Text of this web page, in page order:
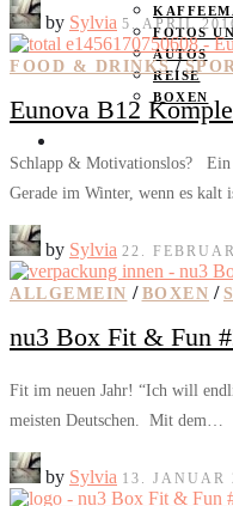
FOTOS
AUTOS
REISE
BOXEN
by Sylvia 5. APRIL
FOOD & DRINKS /
Eunova B12
Schlapp & Motivationslos? Ein
Gerade im Winter, wenn es kalt
by Sylvia 22.
ALLGEMEIN / BOXEN /
nu3 Box Fit & Fun
Fit im neuen Jahr! “Ich will
meisten Deutschen. Mit dem…
by Sylvia 13. JANUAR